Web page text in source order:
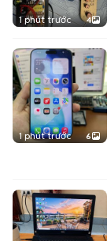
1 phút trước 4
1 phút trước 6